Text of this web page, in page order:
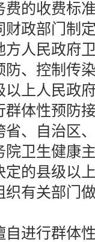
的收费标
财政部门制
民政府卫
、控制传
上人民政
群体性预防
、自治区、
卫生健康
的县级以上
织有关部门
进行群体